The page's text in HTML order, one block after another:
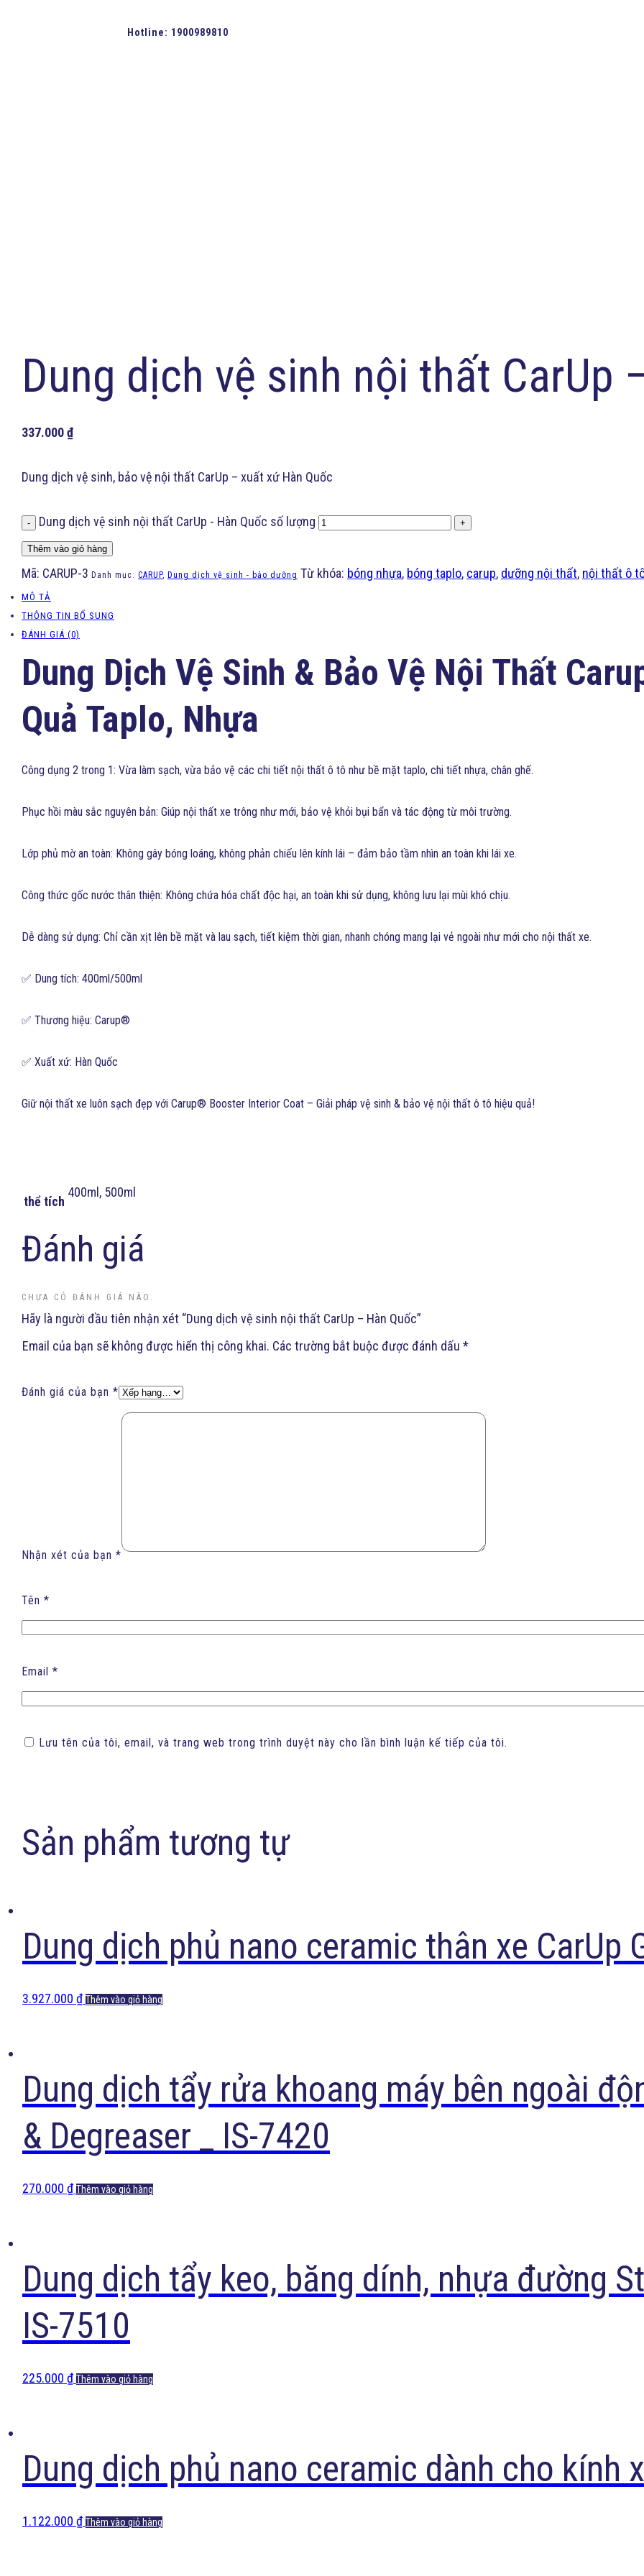
Hotline: 1900989810
Dung dịch vệ sinh nội thất CarUp
337.000₫
Dung dịch vệ sinh, bảo vệ nội thất CarUp – xuất xứ Hàn Quốc
- Dung dịch vệ sinh nội thất CarUp - Hàn Quốc số lượng +
Thêm vào giỏ hàng
Mã: CARUP-3 Danh mục: CARUP, Dung dịch vệ sinh - bảo dưỡng Từ khóa: bóng nhựa, bóng taplo, carup, dưỡng nội thất, nội thất ô
MÔ TẢ
THÔNG TIN BỔ SUNG
ĐÁNH GIÁ (0)
Dung Dịch Vệ Sinh & Bảo Vệ Nội Thất
Quả Taplo, Nhựa
Công dụng 2 trong 1: Vừa làm sạch, vừa bảo vệ các chi tiết nội thất ô tô như bề mặt taplo, chi tiết nhựa, chân ghế.
Phục hồi màu sắc nguyên bản: Giúp nội thất xe trông như mới, bảo vệ khỏi bụi bẩn và tác động từ môi trường.
Lớp phủ mờ an toàn: Không gây bóng loáng, không phản chiếu lên kính lái – đảm bảo tầm nhìn an toàn khi lái xe.
Công thức gốc nước thân thiện: Không chứa hóa chất độc hại, an toàn khi sử dụng, không lưu lại mùi khó chịu.
Dễ dàng sử dụng: Chỉ cần xịt lên bề mặt và lau sạch, tiết kiệm thời gian, nhanh chóng mang lại vẻ ngoài như mới cho nội thất xe.
✅ Dung tích: 400ml/500ml
✅ Thương hiệu: Carup®
✅ Xuất xứ: Hàn Quốc
Giữ nội thất xe luôn sạch đẹp với Carup® Booster Interior Coat – Giải pháp vệ sinh & bảo vệ nội thất ô tô hiệu quả!
thể tích
400ml, 500ml
Đánh giá
CHƯA CÓ ĐÁNH GIÁ NÀO.
Hãy là người đầu tiên nhận xét “Dung dịch vệ sinh nội thất CarUp – Hàn Quốc”
Email của bạn sẽ không được hiển thị công khai. Các trường bắt buộc được đánh dấu *
Đánh giá của bạn *
Nhận xét của bạn *
Tên *
Email *
Lưu tên của tôi, email, và trang web trong trình duyệt này cho lần bình luận kế tiếp của tôi.
Sản phẩm tương tự
Dung dịch phủ nano ceramic thân xe CarUp
3.927.000 ₫ Thêm vào giỏ hàng
Dung dịch tẩy rửa khoang máy bên ngoài
& Degreaser _ IS-7420
270.000 ₫ Thêm vào giỏ hàng
Dung dịch tẩy keo, băng dính, nhựa đường
IS-7510
225.000 ₫ Thêm vào giỏ hàng
Dung dịch phủ nano ceramic dành cho kính
1.122.000 ₫ Thêm vào giỏ hàng